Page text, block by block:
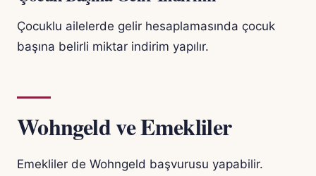
Çocuklu ailelerde gelir hesaplamasında çocuk
başına belirli miktar indirim yapılır.
Wohngeld ve Emekliler
Emekliler de Wohngeld başvurusu yapabilir.